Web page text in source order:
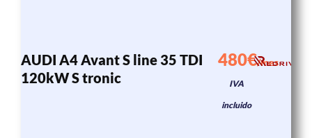
AUDI A4 Avant S line 35 TDI
120kW S tronic
480€/mes
IVA
incluido